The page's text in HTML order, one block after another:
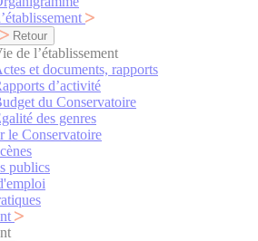
Retour
de l’établissement
et documents, rapports
d’activité
du Conservatoire
des genres
le Conservatoire
publics